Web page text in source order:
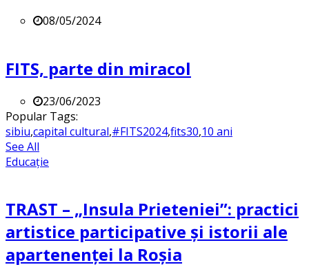
08/05/2024
FITS, parte din miracol
23/06/2023
Popular Tags:
sibiu,capital cultural,#FITS2024,fits30,10 ani
See All
Educație
TRAST – „Insula Prieteniei”: practici
artistice participative și istorii ale
apartenenței la Roșia